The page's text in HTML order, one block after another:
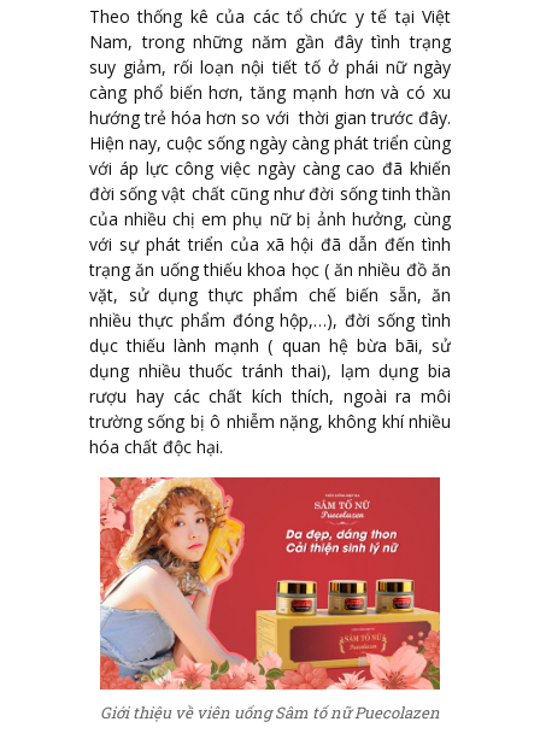
Theo thống kê của các tổ chức y tế tại Việt
Nam, trong những năm gần đây tình trạng
suy giảm, rối loạn nội tiết tố ở phái nữ ngày
càng phổ biến hơn, tăng mạnh hơn và có xu
hướng trẻ hóa hơn so với thời gian trước đây.
Hiện nay, cuộc sống ngày càng phát triển cùng
với áp lực công việc ngày càng cao đã khiến
đời sống vật chất cũng như đời sống tinh thần
của nhiều chị em phụ nữ bị ảnh hưởng, cùng
với sự phát triển của xã hội đã dẫn đến tình
trạng ăn uống thiếu khoa học ( ăn nhiều đồ ăn
vặt, sử dụng thực phẩm chế biến sẵn, ăn
nhiều thực phẩm đóng hộp,…), đời sống tình
dục thiếu lành mạnh ( quan hệ bừa bãi, sử
dụng nhiều thuốc tránh thai), lạm dụng bia
rượu hay các chất kích thích, ngoài ra môi
trường sống bị ô nhiễm nặng, không khí nhiều
hóa chất độc hại.
Giới thiệu về viên uống Sâm tố nữ Puecolazen